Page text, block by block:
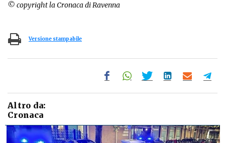
© copyright la Cronaca di Ravenna
Versione stampabile
Altro da:
Cronaca